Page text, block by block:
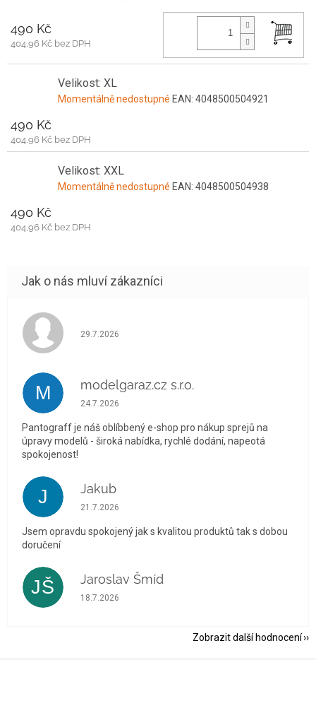
490 Kč
404,96 Kč bez DPH
Velikost: XL
Momentálně nedostupné EAN: 4048500504921
490 Kč
404,96 Kč bez DPH
Velikost: XXL
Momentálně nedostupné EAN: 4048500504938
490 Kč
404,96 Kč bez DPH
Hodnocení obchodu je 5 z 5 hvězdiček.
29.7.2026
M modelgaraz.cz s.r.o.
Hodnocení obchodu je 5 z 5 hvězdiček.
24.7.2026
Pantograff je náš oblíbbený e-shop pro nákup sprejů na
úpravy modelů - široká nabídka, rychlé dodání, napeotá
spokojenost!
J Jakub
Hodnocení obchodu je 5 z 5 hvězdiček.
21.7.2026
Jsem opravdu spokojený jak s kvalitou produktů tak s dobou
doručení
JŠ Jaroslav Šmíd
Hodnocení obchodu je 5 z 5 hvězdiček.
18.7.2026
Zobrazit další hodnocení